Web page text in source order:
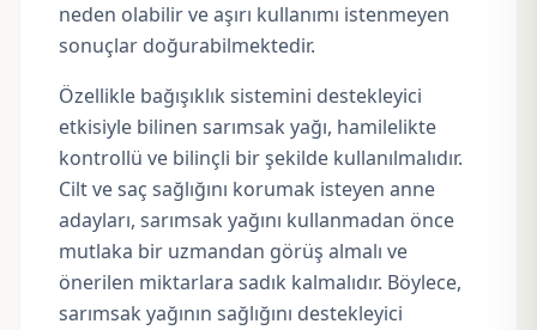
neden olabilir ve aşırı kullanımı istenmeyen
sonuçlar doğurabilmektedir.
Özellikle bağışıklık sistemini destekleyici
etkisiyle bilinen sarımsak yağı, hamilelikte
kontrollü ve bilinçli bir şekilde kullanılmalıdır.
Cilt ve saç sağlığını korumak isteyen anne
adayları, sarımsak yağını kullanmadan önce
mutlaka bir uzmandan görüş almalı ve
önerilen miktarlara sadık kalmalıdır. Böylece,
sarımsak yağının sağlığını destekleyici